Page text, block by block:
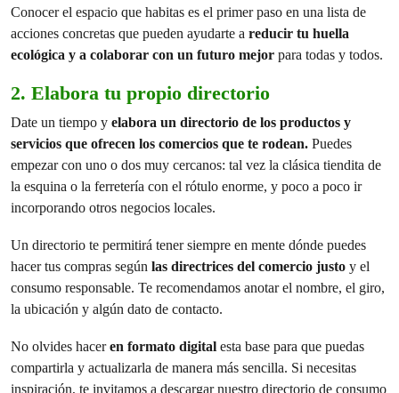
Conocer el espacio que habitas es el primer paso en una lista de
acciones concretas que pueden ayudarte a reducir tu huella
ecológica y a colaborar con un futuro mejor para todas y todos.
2. Elabora tu propio directorio
Date un tiempo y elabora un directorio de los productos y
servicios que ofrecen los comercios que te rodean. Puedes
empezar con uno o dos muy cercanos: tal vez la clásica tiendita de
la esquina o la ferretería con el rótulo enorme, y poco a poco ir
incorporando otros negocios locales.
Un directorio te permitirá tener siempre en mente dónde puedes
hacer tus compras según las directrices del comercio justo y el
consumo responsable. Te recomendamos anotar el nombre, el giro,
la ubicación y algún dato de contacto.
No olvides haceren formato digital esta base para que puedas
compartirla y actualizarla de manera más sencilla. Si necesitas
inspiración, te invitamos a descargar nuestro directorio de consumo